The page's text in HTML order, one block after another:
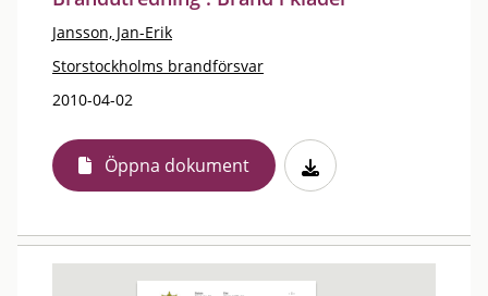
Jansson, Jan-Erik
Storstockholms brandförsvar
2010-04-02
Öppna dokument